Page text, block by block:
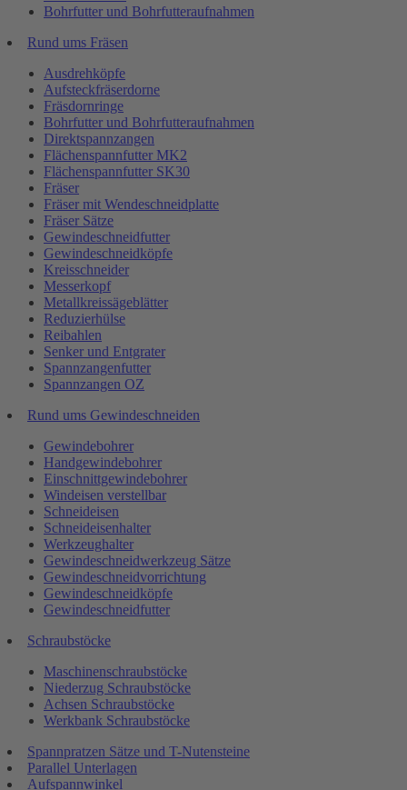
Bohrfutter und Bohrfutteraufnahmen
Rund ums Fräsen
Ausdrehköpfe
Aufsteckfräserdorne
Fräsdornringe
Bohrfutter und Bohrfutteraufnahmen
Direktspannzangen
Flächenspannfutter MK2
Flächenspannfutter SK30
Fräser
Fräser mit Wendeschneidplatte
Fräser Sätze
Gewindeschneidfutter
Gewindeschneidköpfe
Kreisschneider
Messerkopf
Metallkreissägeblätter
Reduzierhülse
Reibahlen
Senker und Entgrater
Spannzangenfutter
Spannzangen OZ
Rund ums Gewindeschneiden
Gewindebohrer
Handgewindebohrer
Einschnittgewindebohrer
Windeisen verstellbar
Schneideisen
Schneideisenhalter
Werkzeughalter
Gewindeschneidwerkzeug Sätze
Gewindeschneidvorrichtung
Gewindeschneidköpfe
Gewindeschneidfutter
Schraubstöcke
Maschinenschraubstöcke
Niederzug Schraubstöcke
Achsen Schraubstöcke
Werkbank Schraubstöcke
Spannpratzen Sätze und T-Nutensteine
Parallel Unterlagen
Aufspannwinkel